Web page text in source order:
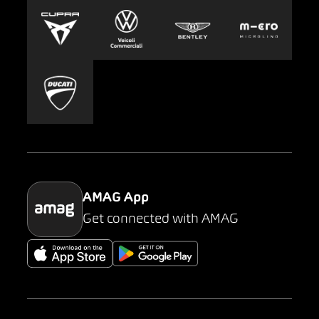
Europcar
Carsharing
Mobility-as-a-Service
Parking
Stampa
AMAG App
Get connected with AMAG